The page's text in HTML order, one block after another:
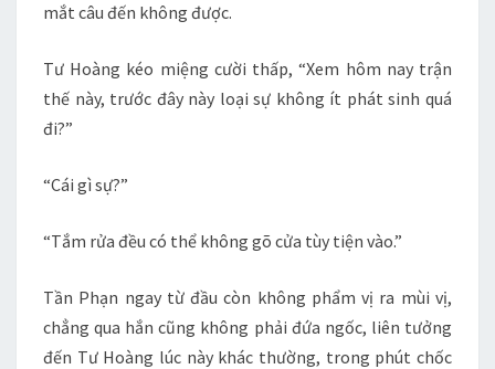
mắt câu đến không được.
Tư Hoàng kéo miệng cười thấp, “Xem hôm nay trận
thế này, trước đây này loại sự không ít phát sinh quá
đi?”
“Cái gì sự?”
“Tắm rửa đều có thể không gõ cửa tùy tiện vào.”
Tần Phạn ngay từ đầu còn không phẩm vị ra mùi vị,
chẳng qua hắn cũng không phải đứa ngốc, liên tưởng
đến Tư Hoàng lúc này khác thường, trong phút chốc